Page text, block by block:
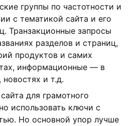
группы по частотности и
с тематикой сайта и его
Транзакционные запросы
разделов и страниц,
продуктов и самих
информационные — в
новостях и т.д.
для грамотного
использовать ключи с
Но основной упор лучше